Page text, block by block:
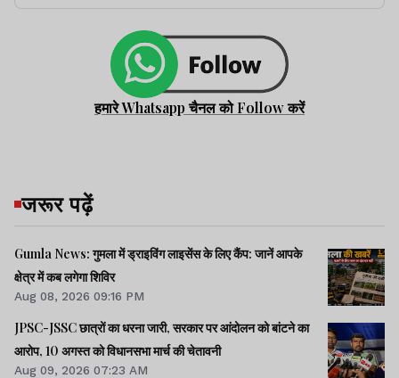
हमारे Whatsapp चैनल को Follow करें
जरूर पढ़ें
Gumla News: गुमला में ड्राइविंग लाइसेंस के लिए कैंप: जानें आपके
क्षेत्र में कब लगेगा शिविर
Aug 08, 2026 09:16 PM
JPSC-JSSC छात्रों का धरना जारी, सरकार पर आंदोलन को बांटने का
आरोप, 10 अगस्त को विधानसभा मार्च की चेतावनी
Aug 09, 2026 07:23 AM